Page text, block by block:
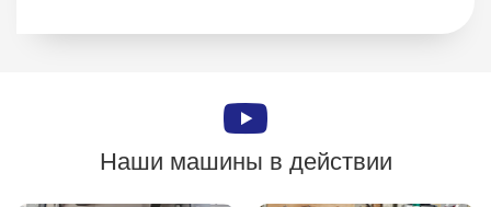
Наши машины в действии